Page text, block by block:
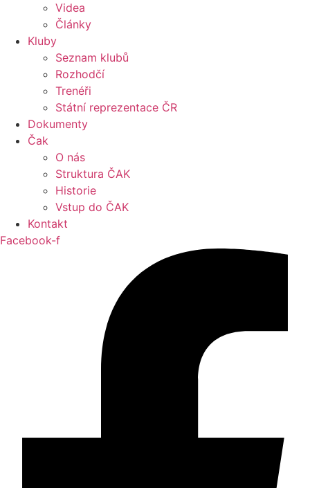
Videa
Články
Kluby
Seznam klubů
Rozhodčí
Trenéři
Státní reprezentace ČR
Dokumenty
Čak
O nás
Struktura ČAK
Historie
Vstup do ČAK
Kontakt
Facebook-f